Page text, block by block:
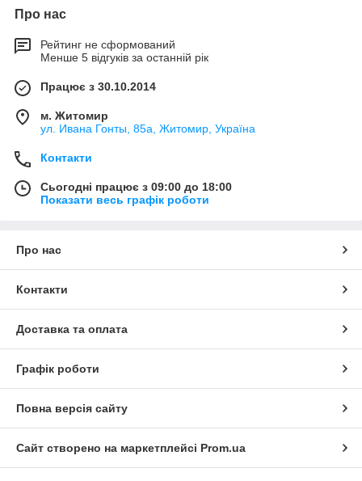
Про нас
Рейтинг не сформований
Менше 5 відгуків за останній рік
Працює з 30.10.2014
м. Житомир
ул. Ивана Гонты, 85а, Житомир, Україна
Контакти
Сьогодні працює з 09:00 до 18:00
Показати весь графік роботи
Про нас
Контакти
Доставка та оплата
Графік роботи
Повна версія сайту
Сайт створено на маркетплейсі Prom.ua